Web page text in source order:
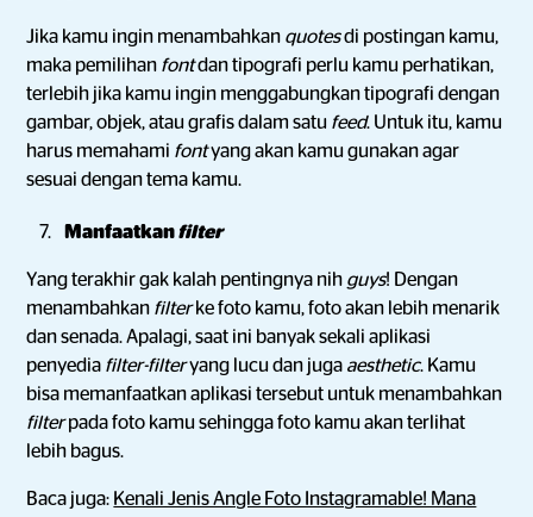
Jika kamu ingin menambahkan quotesdi postingan kamu,
maka pemilihan fontdan tipografi perlu kamu perhatikan,
terlebih jika kamu ingin menggabungkan tipografi dengan
gambar, objek, atau grafis dalam satu feed. Untuk itu, kamu
harus memahami fontyang akan kamu gunakan agar
sesuai dengan tema kamu.
Manfaatkanfilter
Yang terakhir gak kalah pentingnya nih guys! Dengan
menambahkan filterke foto kamu, foto akan lebih menarik
dan senada. Apalagi, saat ini banyak sekali aplikasi
penyedia filter-filteryang lucu dan juga aesthetic. Kamu
bisa memanfaatkan aplikasi tersebut untuk menambahkan
filterpada foto kamu sehingga foto kamu akan terlihat
lebih bagus.
Baca juga: Kenali Jenis Angle Foto Instagramable! Mana